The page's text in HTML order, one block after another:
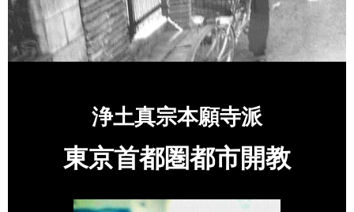
浄土真宗本願寺派
東京首都圏都市開教